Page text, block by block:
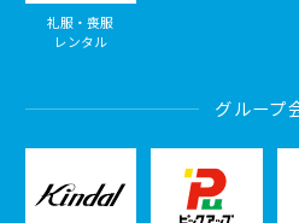
礼服・喪服
レンタル
グループ